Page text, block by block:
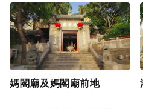
媽閣廟及媽閣廟前地